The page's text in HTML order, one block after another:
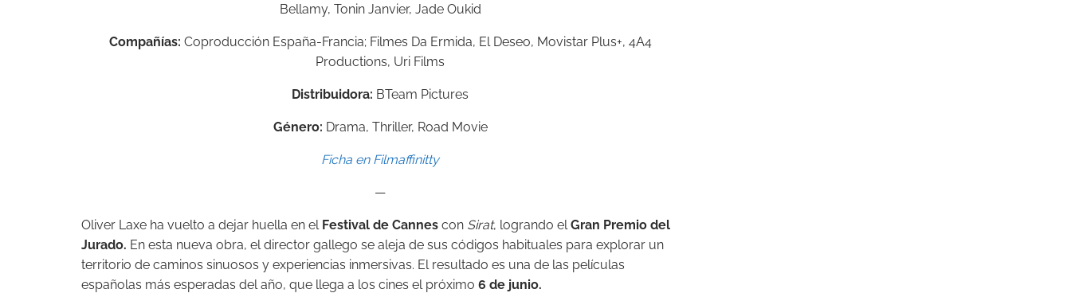
Bellamy, Tonin Janvier, Jade Oukid
Compañías: Coproducción España-Francia; Filmes Da Ermida, El Deseo, Movistar Plus+, 4A4
Productions, Uri Films
Distribuidora: BTeam Pictures
Género: Drama, Thriller, Road Movie
Ficha en Filmaffinitty
—
Oliver Laxe ha vuelto a dejar huella en el Festival de Cannes con Sirat, logrando elGran Premio del
Jurado. En esta nueva obra, el director gallego se aleja de sus códigos habituales para explorar un
territorio de caminos sinuosos y experiencias inmersivas. El resultado es una de las películas
españolas más esperadas del año, que llega a los cines el próximo 6 de junio.